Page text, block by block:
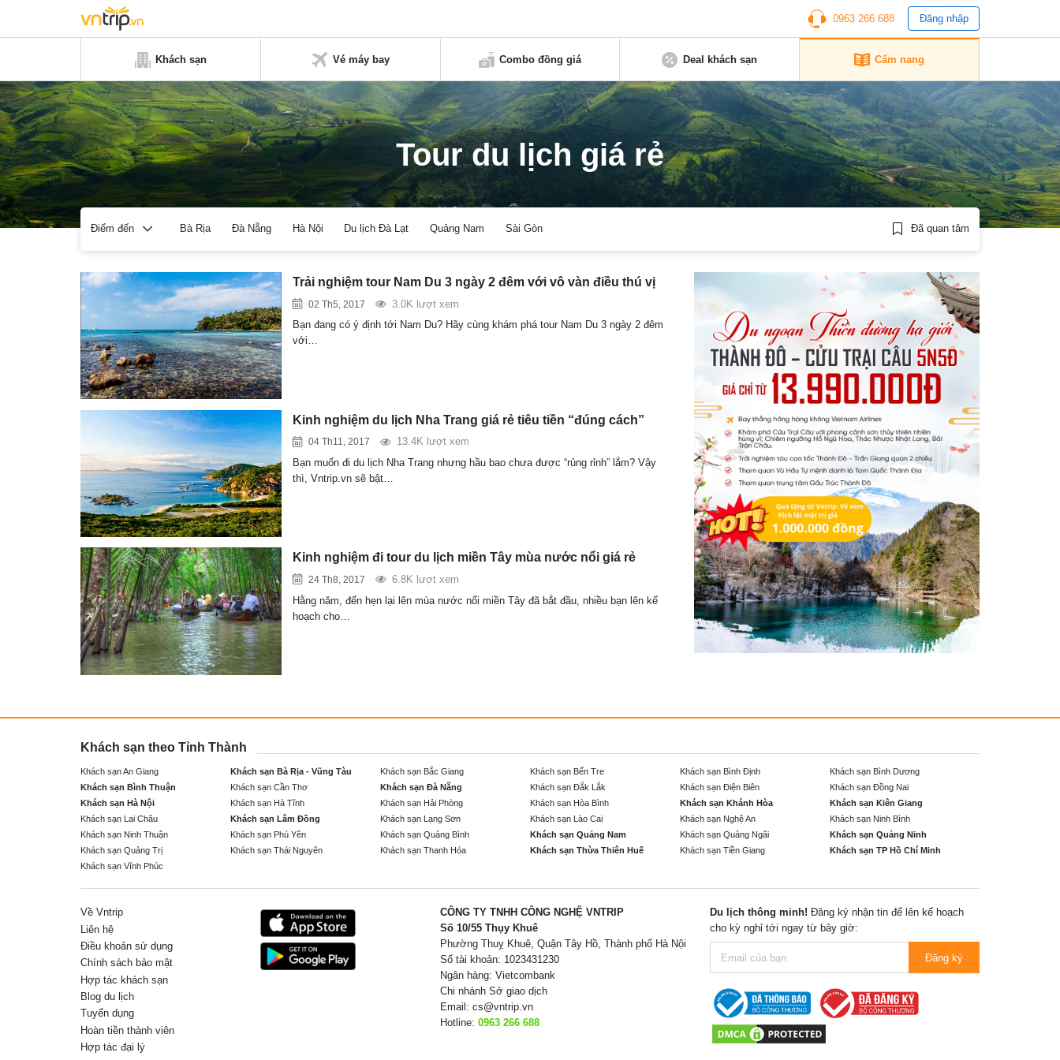
0963 266 688 Đăng nhập
Khách sạn Vé máy bay Combo đồng giá Deal khách sạn Cẩm nang
Tour du lịch giá rẻ
Điểm đến Bà Rịa Đà Nẵng Hà Nội Du lịch Đà Lạt Quảng Nam Sài Gòn Đã quan tâm
Trải nghiệm tour Nam Du 3 ngày 2 đêm với vô vàn điều thú vị
02 Th5, 2017
3.0K lượt xem
Bạn đang có ý định tới Nam Du? Hãy cùng khám phá tour Nam Du 3 ngày 2 đêm
với…
Kinh nghiệm du lịch Nha Trang giá rẻ tiêu tiền “đúng cách”
04 Th11, 2017
13.4K lượt xem
Bạn muốn đi du lịch Nha Trang nhưng hầu bao chưa được “rủng rỉnh” lắm? Vậy
thì, Vntrip.vn sẽ bật…
Kinh nghiệm đi tour du lịch miền Tây mùa nước nổi giá rẻ
24 Th8, 2017
6.8K lượt xem
Hằng năm, đến hẹn lại lên mùa nước nổi miền Tây đã bắt đầu, nhiều bạn lên kế
hoạch cho…
Khách sạn theo Tỉnh Thành
Khách sạn An Giang Khách sạn Bà Rịa - Vũng Tàu Khách sạn Bắc Giang Khách sạn Bến Tre Khách sạn Bình Định
Khách sạn Bình Dương
Khách sạn Bình Thuận
Khách sạn Cần Thơ Khách sạn Đà Nẵng Khách sạn Đắk Lắk Khách sạn Điện Biên
Khách sạn Đồng Nai
Khách sạn Hà Nội
Khách sạn Hà Tĩnh Khách sạn Hải Phòng Khách sạn Hòa Bình Khách sạn Khánh Hòa
Khách sạn Kiên Giang
Khách sạn Lai Châu
Khách sạn Lâm Đồng Khách sạn Lạng Sơn Khách sạn Lào Cai Khách sạn Nghệ An
Khách sạn Ninh Bình
Khách sạn Ninh Thuận
Khách sạn Phú Yên Khách sạn Quảng Bình Khách sạn Quảng Nam Khách sạn Quảng Ngãi
Khách sạn Quảng Ninh
Khách sạn Quảng Trị
Khách sạn Thái Nguyên Khách sạn Thanh Hóa Khách sạn Thừa Thiên Huế Khách sạn Tiền Giang
Khách sạn TP Hồ Chí Minh
Khách sạn Vĩnh Phúc
Về Vntrip
Liên hệ
Điều khoản sử dụng
Chính sách bảo mật
Hợp tác khách sạn
Blog du lịch
Tuyển dụng
Hoàn tiền thành viên
Hợp tác đại lý
CÔNG TY TNHH CÔNG NGHỆ VNTRIP
Số 10/55 Thụy Khuê
Phường Thuỵ Khuê, Quận Tây Hồ, Thành phố Hà Nội
Số tài khoản: 1023431230
Ngân hàng: Vietcombank
Chi nhánh Sở giao dịch
Email: cs@vntrip.vn
Hotline: 0963 266 688
Du lịch thông minh! Đăng ký nhận tin để lên kế hoạch
cho kỳ nghỉ tới ngay từ bây giờ:
Đăng ký